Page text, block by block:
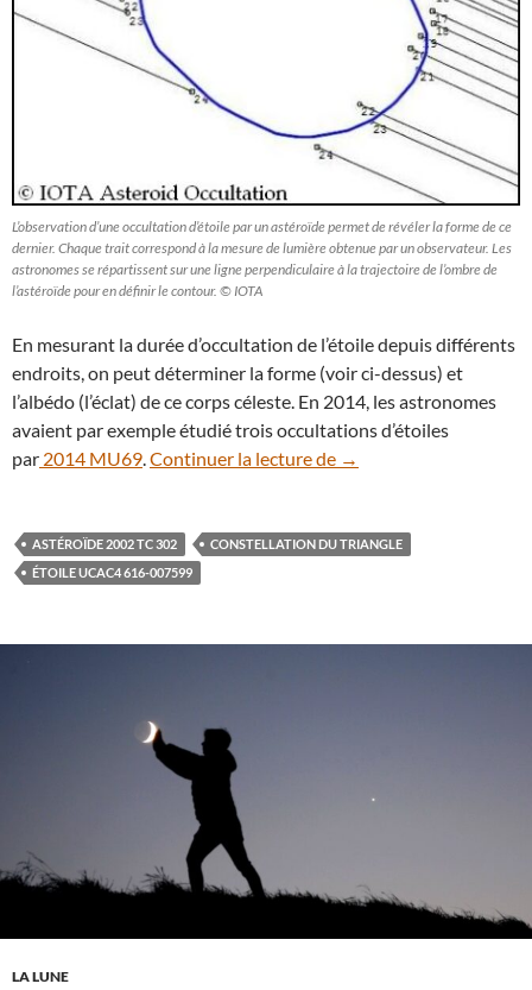
L’observation d’une occultation d’étoile par un astéroïde permet de révéler la forme de ce
dernier. Chaque trait correspond à la mesure de lumière obtenue par un observateur. Les
astronomes se répartissent sur une ligne perpendiculaire à la trajectoire de l’ombre de
l’astéroïde pour en définir le contour. © IOTA
En mesurant la durée d’occultation de l’étoile depuis différents
endroits, on peut déterminer la forme (voir ci-dessus) et
l’albédo (l’éclat) de ce corps céleste. En 2014, les astronomes
avaient par exemple étudié trois occultations d’étoiles
par 2014 MU69 Continuer la lecture de Le 11 novembre, une
→
ASTÉROÏDE 2002 TC 302
CONSTELLATION DU TRIANGLE
ÉTOILE UCAC4 616-007599
LA LUNE